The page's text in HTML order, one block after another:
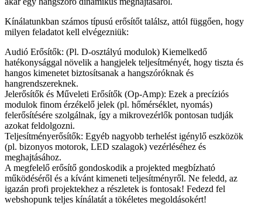
Kínálatunkban számos típusú erősítőt találsz, attól függően, hogy
milyen feladatot kell elvégezniük:
Audió Erősítők: (Pl. D-osztályú modulok) Kiemelkedő
hatékonysággal növelik a hangjelek teljesítményét, hogy tiszta és
hangos kimenetet biztosítsanak a hangszóróknak és
hangrendszereknek.
Jelerősítők és Műveleti Erősítők (Op-Amp): Ezek a precíziós
modulok finom érzékelő jelek (pl. hőmérséklet, nyomás)
felerősítésére szolgálnak, így a mikrovezérlők pontosan tudják
azokat feldolgozni.
Teljesítményerősítők: Egyéb nagyobb terhelést igénylő eszközök
(pl. bizonyos motorok, LED szalagok) vezérléséhez és
meghajtásához.
A megfelelő erősítő gondoskodik a projekted megbízható
működéséről és a kívánt kimeneti teljesítményről. Ne feledd, az
igazán profi projektekhez a részletek is fontosak! Fedezd fel
webshopunk teljes kínálatát a tökéletes megoldásokért!